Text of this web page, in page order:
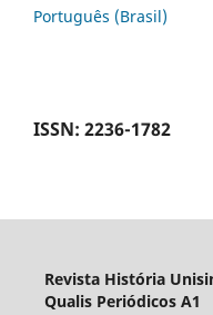
Português (Brasil)
ISSN: 2236-1782
Revista História
Qualis Periódicos A1